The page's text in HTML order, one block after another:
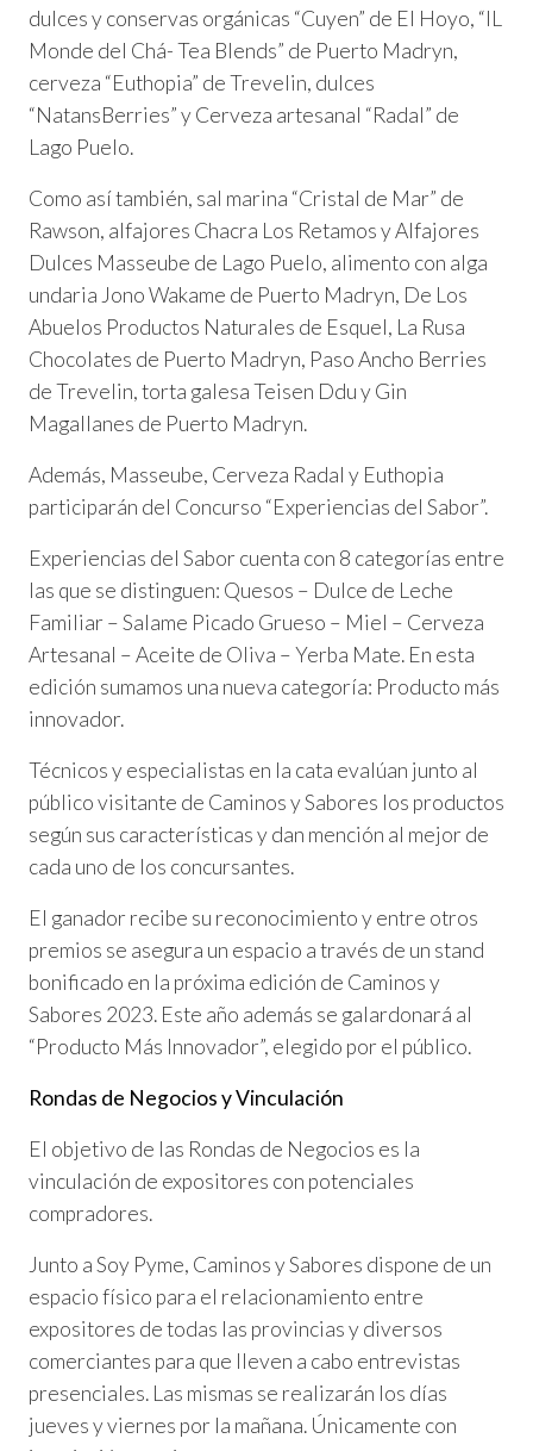
dulces y conservas orgánicas “Cuyen” de El Hoyo, “IL
Monde del Chá- Tea Blends” de Puerto Madryn,
cerveza “Euthopia” de Trevelin, dulces
“NatansBerries” y Cerveza artesanal “Radal” de
Lago Puelo.
Como así también, sal marina “Cristal de Mar” de
Rawson, alfajores Chacra Los Retamos y Alfajores
Dulces Masseube de Lago Puelo, alimento con alga
undaria Jono Wakame de Puerto Madryn, De Los
Abuelos Productos Naturales de Esquel, La Rusa
Chocolates de Puerto Madryn, Paso Ancho Berries
de Trevelin, torta galesa Teisen Ddu y Gin
Magallanes de Puerto Madryn.
Además, Masseube, Cerveza Radal y Euthopia
participarán del Concurso “Experiencias del Sabor”.
Experiencias del Sabor cuenta con 8 categorías entre
las que se distinguen: Quesos – Dulce de Leche
Familiar – Salame Picado Grueso – Miel – Cerveza
Artesanal – Aceite de Oliva – Yerba Mate. En esta
edición sumamos una nueva categoría: Producto más
innovador.
Técnicos y especialistas en la cata evalúan junto al
público visitante de Caminos y Sabores los productos
según sus características y dan mención al mejor de
cada uno de los concursantes.
El ganador recibe su reconocimiento y entre otros
premios se asegura un espacio a través de un stand
bonificado en la próxima edición de Caminos y
Sabores 2023. Este año además se galardonará al
“Producto Más Innovador”, elegido por el público.
Rondas de Negocios y Vinculación
El objetivo de las Rondas de Negocios es la
vinculación de expositores con potenciales
compradores.
Junto a Soy Pyme, Caminos y Sabores dispone de un
espacio físico para el relacionamiento entre
expositores de todas las provincias y diversos
comerciantes para que lleven a cabo entrevistas
presenciales. Las mismas se realizarán los días
jueves y viernes por la mañana. Únicamente con